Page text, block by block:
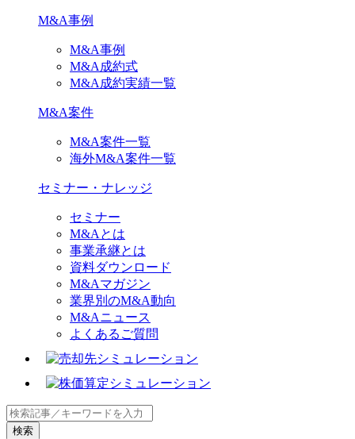
M&A事例
M&A事例
M&A成約式
M&A成約実績一覧
M&A案件
M&A案件一覧
海外M&A案件一覧
セミナー・ナレッジ
セミナー
M&Aとは
事業承継とは
資料ダウンロード
M&Aマガジン
業界別のM&A動向
M&Aニュース
よくあるご質問